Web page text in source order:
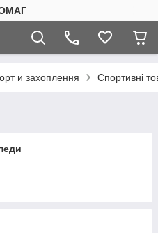
и захоплення Спортивні